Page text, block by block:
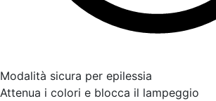
Modalità sicura per epilessia
Attenua i colori e blocca il lampeggio